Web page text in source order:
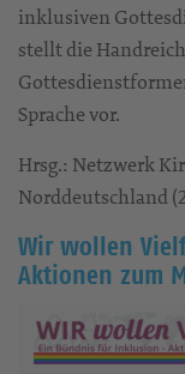
inklusiven
stellt die
Sprache vor.
Hrsg.: Netzwerk
Norddeutschland
Wir wollen
Aktionen zum